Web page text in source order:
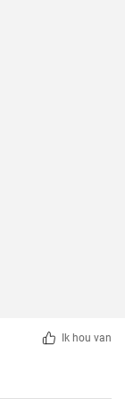
Ik hou van